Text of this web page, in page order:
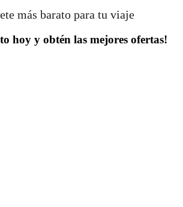
más barato para tu viaje
hoy y obtén las mejores ofertas!